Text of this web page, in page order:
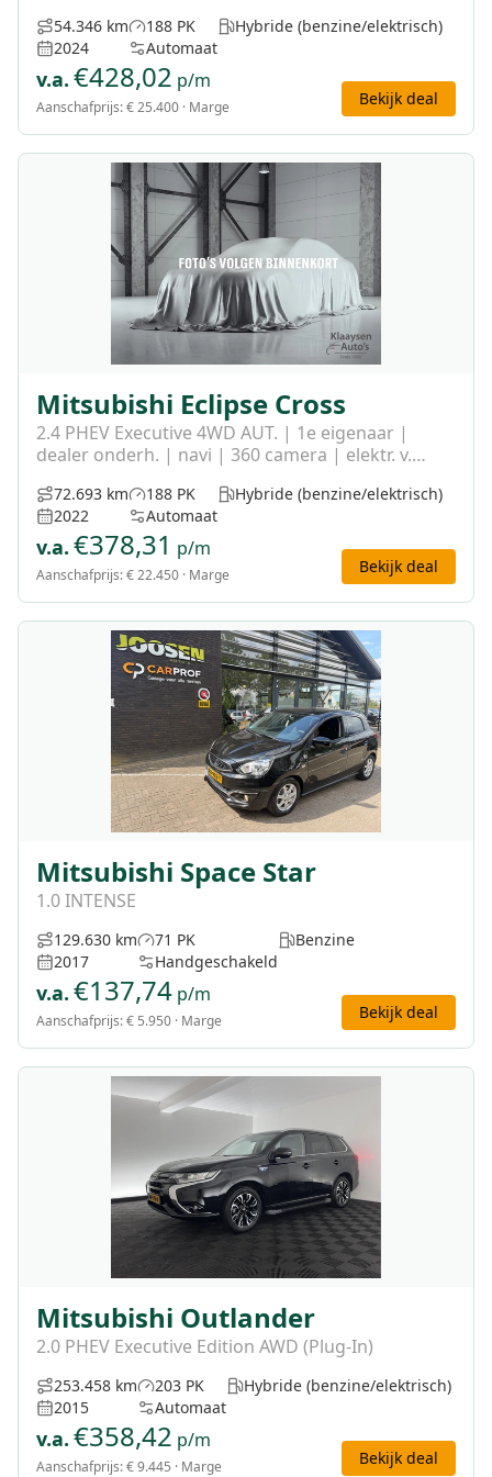
54.346 km
2024
188 PK
Automaat
Hybride (benzine/elektrisch)
v.a. €428,02 p/m
Aanschafprijs:€ 25.400 · Marge Bekijk deal
Mitsubishi Eclipse Cross
2.4 PHEV Executive 4WD AUT. | 1e eigenaar |
dealer onderh. | navi | 360 camera | elektr. v.
72.693 km
2022
188 PK
Automaat
Hybride (benzine/elektrisch)
v.a. €378,31 p/m
Aanschafprijs:€ 22.450 · Marge Bekijk deal
Mitsubishi Space Star
1.0 INTENSE
129.630 km
2017
71 PK
Handgeschakeld
Benzine
v.a. €137,74 p/m
Aanschafprijs:€ 5.950 · Marge Bekijk deal
Mitsubishi Outlander
2.0 PHEV Executive Edition AWD (Plug-In)
253.458 km
2015
203 PK
Automaat
Hybride (benzine/elektrisch)
v.a. €358,42 p/m
Aanschafprijs:€ 9.445 · Marge Bekijk deal